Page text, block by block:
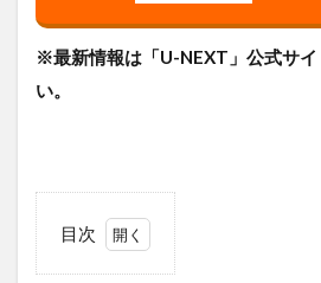
※最新情報は「U-NEXT」公式サイ
い。
目次